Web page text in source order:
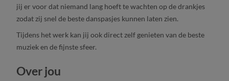
jij er voor dat niemand lang hoeft te wachten op de drankjes
zodat zij snel de beste danspasjes kunnen laten zien.
Tijdens het werk kan jij ook direct zelf genieten van de beste
muziek en de fijnste sfeer.
Over jou